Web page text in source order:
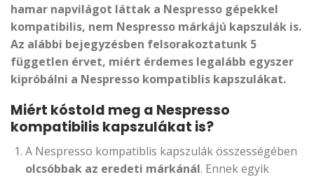
hamar napvilágot láttak a Nespresso gépekkel
kompatibilis, nem Nespresso márkájú kapszulák is.
Az alábbi bejegyzésben felsorakoztatunk 5
független érvet, miért érdemes legalább egyszer
kipróbálni a Nespresso kompatiblis kapszulákat.
Miért kóstold meg a Nespresso
kompatibilis kapszulákat is?
A Nespresso kompatiblis kapszulák összességében
olcsóbbak az eredeti márkánál. Ennek egyik